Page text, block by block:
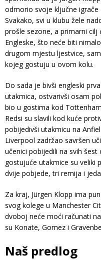
odmorio svoje ključne igrače
Svakako, svi u klubu žele
prošle sezone, a primarni cilj
Engleske, što neće biti
drugom mjestu ljestvice,
kojeg gostuju u ovom kolu.
Do sada je bivši engleski
utakmica, ostvarivši osam
bio u gostima kod
Redsi su slavili kod kuće
pobijedivši utakmicu na
Liverpool zadržao savršen
učenici pobijedili na svih
gostujuće utakmice su veliki
dvije pobjede, tri remija i
Za kraj, Jürgen Klopp ima
svog kolege u Manchester
dvoboj neće moći računati
su Konate, Gomez i
Naš predlog